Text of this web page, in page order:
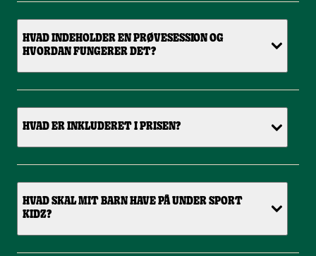
HVAD INDEHOLDER EN PRØVESESSION OG
HVORDAN FUNGERER DET?
HVAD ER INKLUDERET I PRISEN?
HVAD SKAL MIT BARN HAVE PÅ UNDER SPORT
KIDZ?